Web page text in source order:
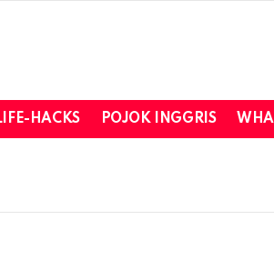
HACKS POJOK INGGRIS